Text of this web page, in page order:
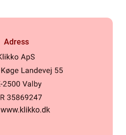
Adress
www.klikko.dk